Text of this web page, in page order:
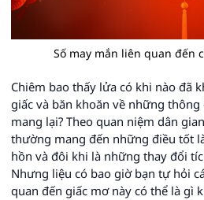
Số may mắn liên quan đến
Chiêm bao thấy lửa có khi nào đã
giấc và băn khoăn về những
mang lại? Theo quan niệm dân
thường mang đến những điều tốt
hồn và đôi khi là những thay đổi
Nhưng liệu có bao giờ bạn tự hỏi
quan đến giấc mơ này có thể là gì